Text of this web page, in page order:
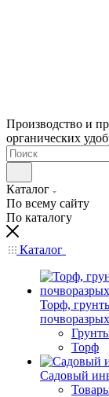
Производство и
органических
Каталог
По всему сайту
По каталогу
Каталог
Торф,
Торф
Садовый